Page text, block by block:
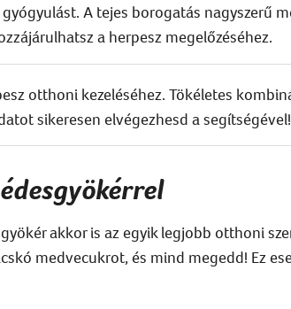
A tejes borogatás nagyszerű
a herpesz megelőzéséhez.
otthoni kezeléséhez. Tökéletes
sikeresen elvégezhesd a segítségével!
akkor is az egyik legjobb otthoni
medvecukrot, és mind megedd! Ez